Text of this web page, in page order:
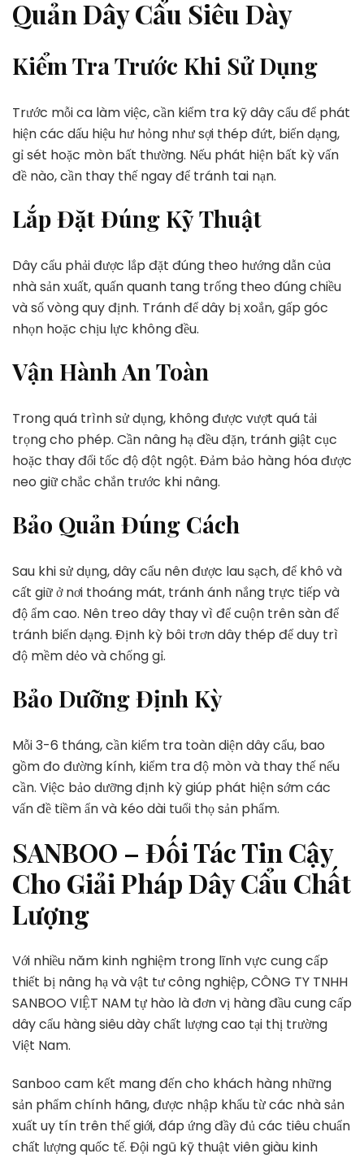
Quản Dây Cẩu Siêu Dày
Kiểm Tra Trước Khi Sử Dụng
Trước mỗi ca làm việc, cần kiểm tra kỹ dây cẩu để phát
hiện các dấu hiệu hư hỏng như sợi thép đứt, biến dạng,
gỉ sét hoặc mòn bất thường. Nếu phát hiện bất kỳ vấn
đề nào, cần thay thế ngay để tránh tai nạn.
Lắp Đặt Đúng Kỹ Thuật
Dây cẩu phải được lắp đặt đúng theo hướng dẫn của
nhà sản xuất, quấn quanh tang trống theo đúng chiều
và số vòng quy định. Tránh để dây bị xoắn, gấp góc
nhọn hoặc chịu lực không đều.
Vận Hành An Toàn
Trong quá trình sử dụng, không được vượt quá tải
trọng cho phép. Cần nâng hạ đều đặn, tránh giật cục
hoặc thay đổi tốc độ đột ngột. Đảm bảo hàng hóa được
neo giữ chắc chắn trước khi nâng.
Bảo Quản Đúng Cách
Sau khi sử dụng, dây cẩu nên được lau sạch, để khô và
cất giữ ở nơi thoáng mát, tránh ánh nắng trực tiếp và
độ ẩm cao. Nên treo dây thay vì để cuộn trên sàn để
tránh biến dạng. Định kỳ bôi trơn dây thép để duy trì
độ mềm dẻo và chống gỉ.
Bảo Dưỡng Định Kỳ
Mỗi 3-6 tháng, cần kiểm tra toàn diện dây cẩu, bao
gồm đo đường kính, kiểm tra độ mòn và thay thế nếu
cần. Việc bảo dưỡng định kỳ giúp phát hiện sớm các
vấn đề tiềm ẩn và kéo dài tuổi thọ sản phẩm.
SANBOO – Đối Tác Tin Cậy
Cho Giải Pháp Dây Cẩu Chất
Lượng
Với nhiều năm kinh nghiệm trong lĩnh vực cung cấp
thiết bị nâng hạ và vật tư công nghiệp, CÔNG TY TNHH
SANBOO VIỆT NAM tự hào là đơn vị hàng đầu cung cấp
dây cẩu hàng siêu dày chất lượng cao tại thị trường
Việt Nam.
Sanboo cam kết mang đến cho khách hàng những
sản phẩm chính hãng, được nhập khẩu từ các nhà sản
xuất uy tín trên thế giới, đáp ứng đầy đủ các tiêu chuẩn
chất lượng quốc tế. Đội ngũ kỹ thuật viên giàu kinh